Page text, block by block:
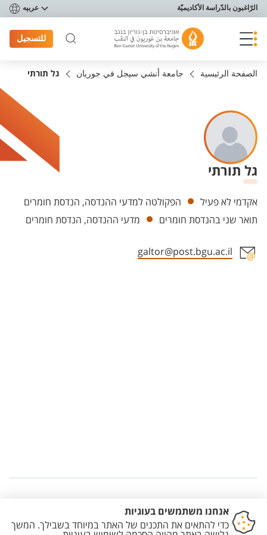
תפריט נגישות
الرّاغبون بالدّراسة الأكاديميّة عربيه
للتسجيل
الصفحة الرئيسية جامعة أنشي سيجل في جوريان גל תורתי
גל תורתי
Departments
אקדמי לא פעיל
הפקולטה למדעי ההנדסה, הנדסת חומרים
תואר שני בהנדסת חומרים
מדעי ההנדסה, הנדסת חומרים
galtor@post.bgu.ac.il